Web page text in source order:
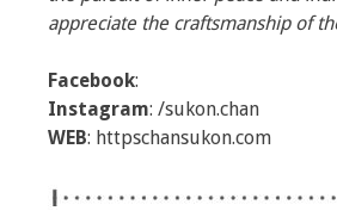
appreciate the craftsmanship of
Facebook:
Instagram: /sukon.chan
WEB: httpschansukon.com